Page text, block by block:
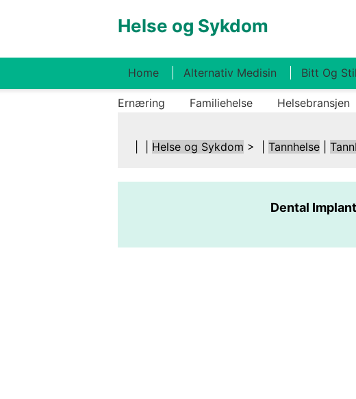
Helse og Sykdom
Home Alternativ Medisin Bitt Og
Ernæring Familiehelse Helsebransjen
Helse og Sykdom > | Tannhelse
Dental